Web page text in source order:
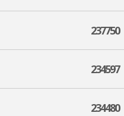
237750
234597
234480